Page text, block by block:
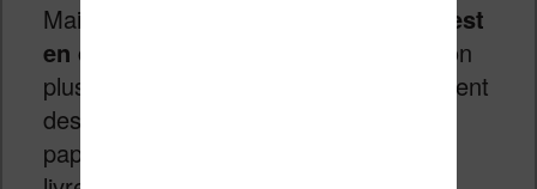
Mais, depuis 3 ou 4 ans,
l’entreprise est
en difficulté
. En effet, les clients de son
plus gros marché, les USA, se détournent
des manuels scolaires classiques sur
papier pour emprunter ou acheter des